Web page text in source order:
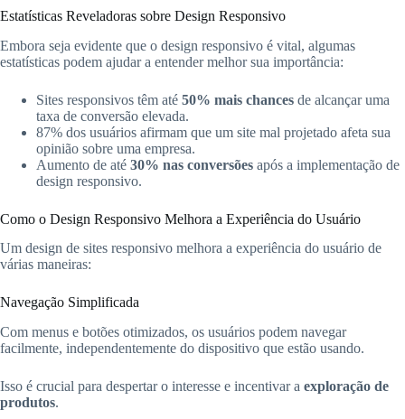
Estatísticas Reveladoras sobre Design Responsivo
Embora seja evidente que o design responsivo é vital, algumas
estatísticas podem ajudar a entender melhor sua importância:
Sites responsivos têm até 50% mais chances de alcançar uma
taxa de conversão elevada.
87% dos usuários afirmam que um site mal projetado afeta sua
opinião sobre uma empresa.
Aumento de até 30% nas conversões após a implementação de
design responsivo.
Como o Design Responsivo Melhora a Experiência do Usuário
Um design de sites responsivo melhora a experiência do usuário de
várias maneiras:
Navegação Simplificada
Com menus e botões otimizados, os usuários podem navegar
facilmente, independentemente do dispositivo que estão usando.
Isso é crucial para despertar o interesse e incentivar a exploração de
produtos.